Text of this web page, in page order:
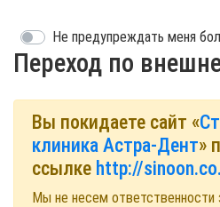
Переход по
Не предупреждать меня
Вы покидаете сайт «
клиника Астра-Дент»
ссылке http://
Мы не несем ответственности